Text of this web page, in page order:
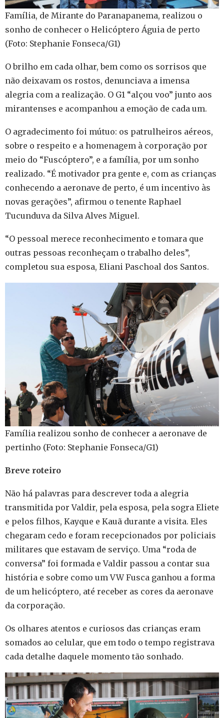
Família, de Mirante do Paranapanema, realizou o
sonho de conhecer o Helicóptero Águia de perto
(Foto: Stephanie Fonseca/G1)
O brilho em cada olhar, bem como os sorrisos que
não deixavam os rostos, denunciava a imensa
alegria com a realização. O G1 “alçou voo” junto aos
mirantenses e acompanhou a emoção de cada um.
O agradecimento foi mútuo: os patrulheiros aéreos,
sobre o respeito e a homenagem à corporação por
meio do “Fuscóptero”, e a família, por um sonho
realizado. “É motivador pra gente e, com as crianças
conhecendo a aeronave de perto, é um incentivo às
novas gerações”, afirmou o tenente Raphael
Tucunduva da Silva Alves Miguel.
“O pessoal merece reconhecimento e tomara que
outras pessoas reconheçam o trabalho deles”,
completou sua esposa, Eliani Paschoal dos Santos.
Família realizou sonho de conhecer a aeronave de
pertinho (Foto: Stephanie Fonseca/G1)
Breve roteiro
Não há palavras para descrever toda a alegria
transmitida por Valdir, pela esposa, pela sogra Eliete
e pelos filhos, Kayque e Kauã durante a visita. Eles
chegaram cedo e foram recepcionados por policiais
militares que estavam de serviço. Uma “roda de
conversa” foi formada e Valdir passou a contar sua
história e sobre como um VW Fusca ganhou a forma
de um helicóptero, até receber as cores da aeronave
da corporação.
Os olhares atentos e curiosos das crianças eram
somados ao celular, que em todo o tempo registrava
cada detalhe daquele momento tão sonhado.